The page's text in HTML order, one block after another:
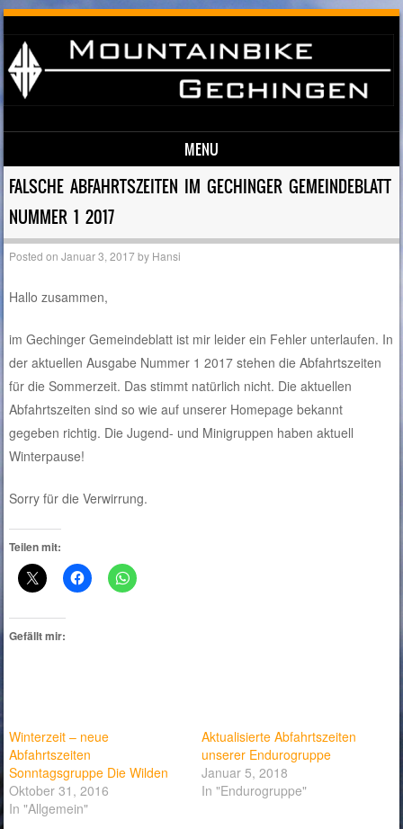
MENU
Skip to content
FALSCHE ABFAHRTSZEITEN IM GECHINGER GEMEINDEBLATT
NUMMER 1 2017
Posted onJanuar 3, 2017by Hansi
Hallo zusammen,
im Gechinger Gemeindeblatt ist mir leider ein Fehler unterlaufen. In
der aktuellen Ausgabe Nummer 1 2017 stehen die Abfahrtszeiten
für die Sommerzeit. Das stimmt natürlich nicht. Die aktuellen
Abfahrtszeiten sind so wie auf unserer Homepage bekannt
gegeben richtig. Die Jugend- und Minigruppen haben aktuell
Winterpause!
Sorry für die Verwirrung.
Teilen mit:
Gefällt mir:
Winterzeit – neue
Abfahrtszeiten
Sonntagsgruppe Die Wilden
Oktober 31, 2016
In "Allgemein"
Aktualisierte Abfahrtszeiten
unserer Endurogruppe
Januar 5, 2018
In "Endurogruppe"